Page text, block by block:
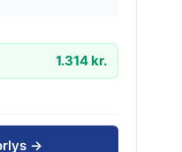
1.314 kr.
→